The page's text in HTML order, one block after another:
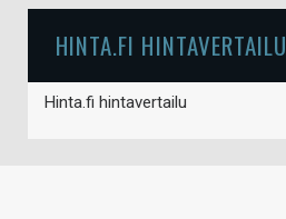
HINTA.FI HINTAVERTAILU
Hinta.fi hintavertailu